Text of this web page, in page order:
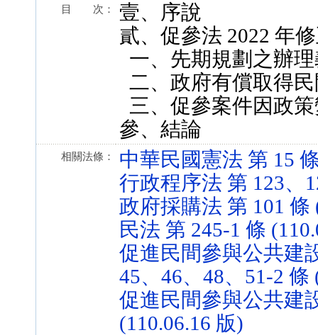
目 次：
壹、序說
貳、促參法 2022 年
一、先期規劃之辦
二、政府有償取得
三、促參案件因政
參、結論
相關法條：
中華民國憲法 第 15
行政程序法 第 123、
政府採購法 第 101 條
民法 第 245-1 條
促進民間參與公共建
45、46、48、51-2 條
促進民間參與公共建
(110.06.16 版)